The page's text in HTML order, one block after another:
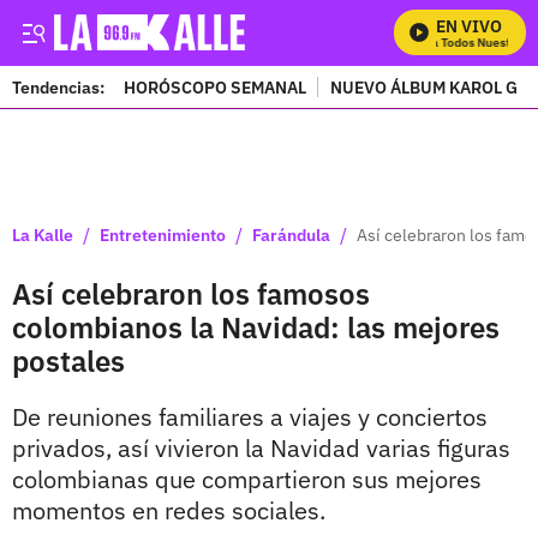
EN VIVO
Mira Todos Nuestros
Tendencias: HORÓSCOPO SEMANAL NUEVO ÁLBUM KAROL G
La Kalle / Entretenimiento / Farándula / Así celebraron los
Así celebraron los famosos
colombianos la Navidad: las mejores
postales
De reuniones familiares a viajes y conciertos
privados, así vivieron la Navidad varias figuras
colombianas que compartieron sus mejores
momentos en redes sociales.